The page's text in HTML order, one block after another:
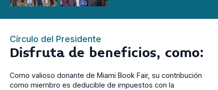
Círculo del Presidente
Disfruta de beneficios, como:
Como valioso donante de Miami Book Fair, su contribución
como miembro es deducible de impuestos con la